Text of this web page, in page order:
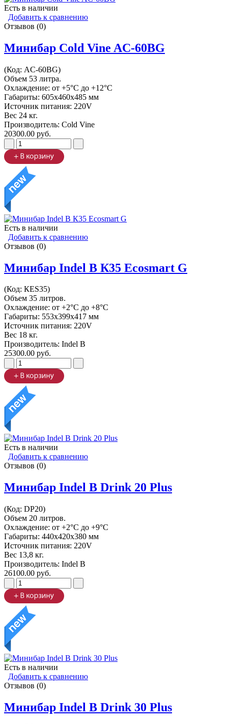
Есть в наличии
Добавить к сравнению
Отзывов (0)
Минибар Cold Vine AC-60BG
(Код: AC-60BG)
Объем 53 литра.
Охлаждение: от +5°C до +12°C
Габариты: 605х460х485 мм
Источник питания: 220V
Вес 24 кг.
Производитель: Cold Vine
20300.00 руб.
Есть в наличии
Добавить к сравнению
Отзывов (0)
Минибар Indel B К35 Ecosmart G
(Код: КES35)
Объем 35 литров.
Охлаждение: от +2°C до +8°C
Габариты: 553х399х417 мм
Источник питания: 220V
Вес 18 кг.
Производитель: Indel B
25300.00 руб.
Есть в наличии
Добавить к сравнению
Отзывов (0)
Минибар Indel B Drink 20 Plus
(Код: DP20)
Объем 20 литров.
Охлаждение: от +2°C до +9°C
Габариты: 440х420х380 мм
Источник питания: 220V
Вес 13,8 кг.
Производитель: Indel B
26100.00 руб.
Есть в наличии
Добавить к сравнению
Отзывов (0)
Минибар Indel B Drink 30 Plus